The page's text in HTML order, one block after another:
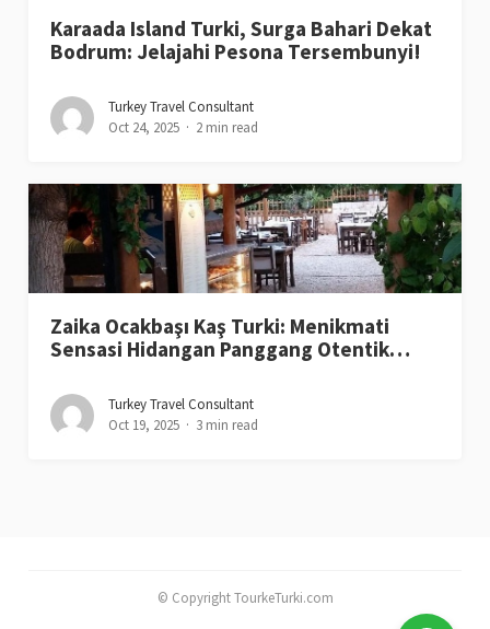
Karaada Island Turki, Surga Bahari Dekat
Bodrum: Jelajahi Pesona Tersembunyi!
Turkey Travel Consultant
Oct 24, 2025
2 min read
Zaika Ocakbaşı Kaş Turki: Menikmati
Sensasi Hidangan Panggang Otentik…
Turkey Travel Consultant
Oct 19, 2025
3 min read
© Copyright TourkeTurki.com